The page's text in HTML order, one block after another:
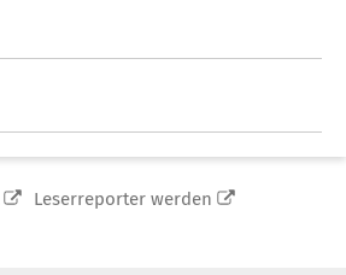
Leserreporter werden